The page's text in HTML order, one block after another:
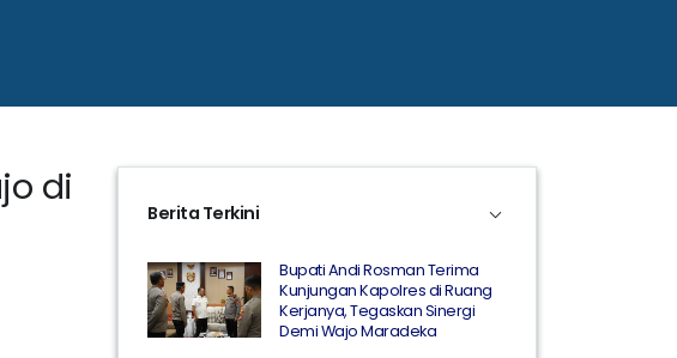
di
Berita Terkini
Bupati Andi Rosman Terima
Kunjungan Kapolres di Ruang
Kerjanya, Tegaskan Sinergi
Demi Wajo Maradeka